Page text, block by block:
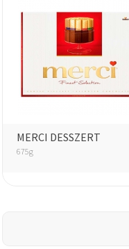
MERCI DESSZERT
675g